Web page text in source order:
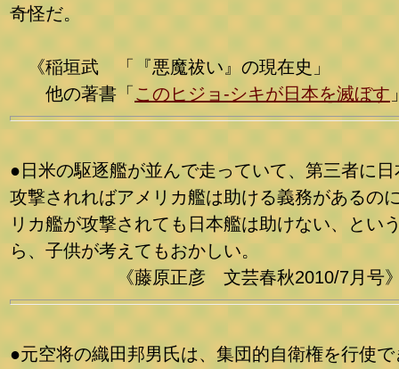
奇怪だ。
《稲垣武 「『悪魔祓い』の現在史」
他の著書「 このヒジョ-シキが日本を滅ぼす
●日米の駆逐艦が並んで走っていて、第三者に日
攻撃されればアメリカ艦は助ける義務があるの
リカ艦が攻撃されても日本艦は助けない、とい
ら、子供が考えてもおかしい。
《藤原正彦 文芸春秋2010/7月号
●元空将の織田邦男氏は、集団的自衛権を行使で